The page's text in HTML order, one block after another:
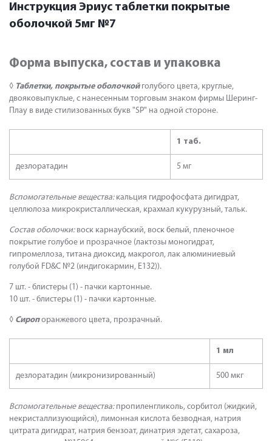
Инструкция Эриус таблетки покрытые
оболочкой 5мг №7
Форма выпуска, состав и упаковка
◊ Таблетки, покрытые оболочкойголубого цвета, круглые,
двояковыпуклые, с нанесенным торговым знаком фирмы Шеринг-
Плау в виде стилизованных букв "SP" на одной стороне.
1 таб.
дезлоратадин 5 мг
Вспомогательные вещества: кальция гидрофосфата дигидрат,
целлюлоза микрокристаллическая, крахмал кукурузный, тальк.
Состав оболочки:воск карнаубский, воск белый, пленочное
покрытие голубое и прозрачное (лактозы моногидрат,
гипромеллоза, титана диоксид, макрогол, лак алюминиевый
голубой FD&C №2 (индигокармин, Е132)).
7 шт. - блистеры (1) - пачки картонные.
10 шт. - блистеры (1) - пачки картонные.
◊ Сиропоранжевого цвета, прозрачный.
1 мл
дезлоратадин (микронизированный) 500 мкг
Вспомогательные вещества: пропиленгликоль, сорбитол (жидкий,
некристаллизующийся), лимонная кислота безводная, натрия
цитрата дигидрат, натрия бензоат, динатрия эдетат, сахароза,